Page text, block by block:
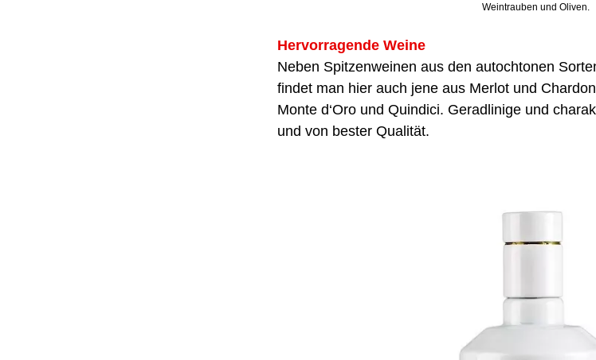
Weintrauben und Oliven.
Hervorragende Weine
Neben Spitzenweinen aus den autochtonen
findet man hier auch jene aus Merlot und
Monte d‘Oro und Quindici. Geradlinige und
und von bester Qualität.